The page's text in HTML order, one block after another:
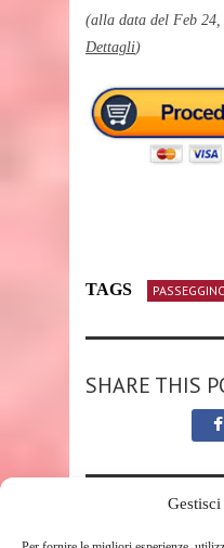
(alla data del Feb
Dettagli)
TAGS
SHARE THIS